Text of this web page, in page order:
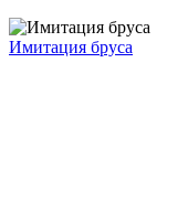
Имитация бруса